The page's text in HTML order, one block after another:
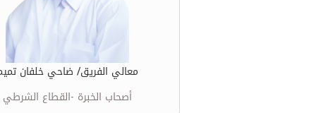
معالي الفريق/ ضاحي خلفان
أصحاب الخبرة -القطاع الشرطي